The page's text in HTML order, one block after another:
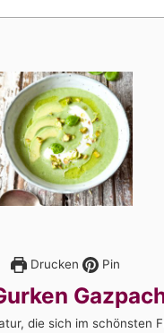
Drucken Pin
die sich im schönsten